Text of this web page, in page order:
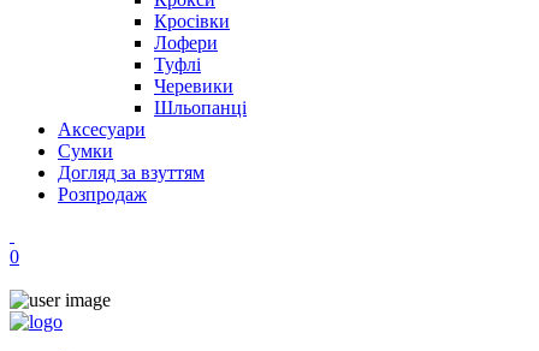
Кросівки
Лофери
Туфлі
Черевики
Шльопанці
Аксесуари
Сумки
Догляд за взуттям
Розпродаж
0